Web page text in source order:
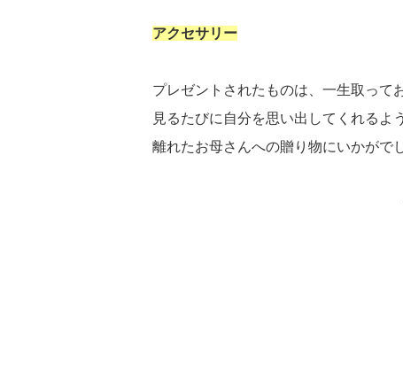
アクセサリー
プレゼントされたものは、一生取って
見るたびに自分を思い出してくれるよ
離れたお母さんへの贈り物にいかがで